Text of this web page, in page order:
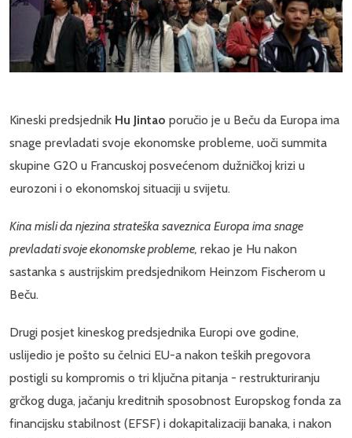
Kineski predsjednik Hu Jintao poručio je u Beču da Europa ima
snage prevladati svoje ekonomske probleme, uoči summita
skupine G20 u Francuskoj posvećenom dužničkoj krizi u
eurozoni i o ekonomskoj situaciji u svijetu.
Kina misli da njezina strateška saveznica Europa ima snage
prevladati svoje ekonomske probleme, rekao je Hu nakon
sastanka s austrijskim predsjednikom Heinzom Fischerom u
Beču.
Drugi posjet kineskog predsjednika Europi ove godine,
uslijedio je pošto su čelnici EU-a nakon teških pregovora
postigli su kompromis o tri ključna pitanja - restrukturiranju
grčkog duga, jačanju kreditnih sposobnost Europskog fonda za
financijsku stabilnost (EFSF) i dokapitalizaciji banaka, i nakon